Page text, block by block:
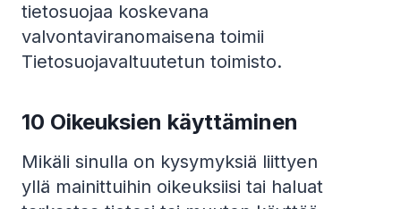
tietosuojaa koskevana
valvontaviranomaisena toimii
Tietosuojavaltuutetun toimisto.
10 Oikeuksien käyttäminen
Mikäli sinulla on kysymyksiä liittyen
yllä mainittuihin oikeuksiisi tai haluat